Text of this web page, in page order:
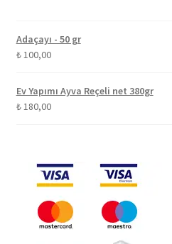
Adaçayı - 50 gr
₺100,00
Ev Yapımı Ayva Reçeli net 380gr
₺180,00